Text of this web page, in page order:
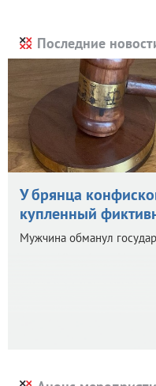
Последние
У брянца
купленный
Мужчина обманул